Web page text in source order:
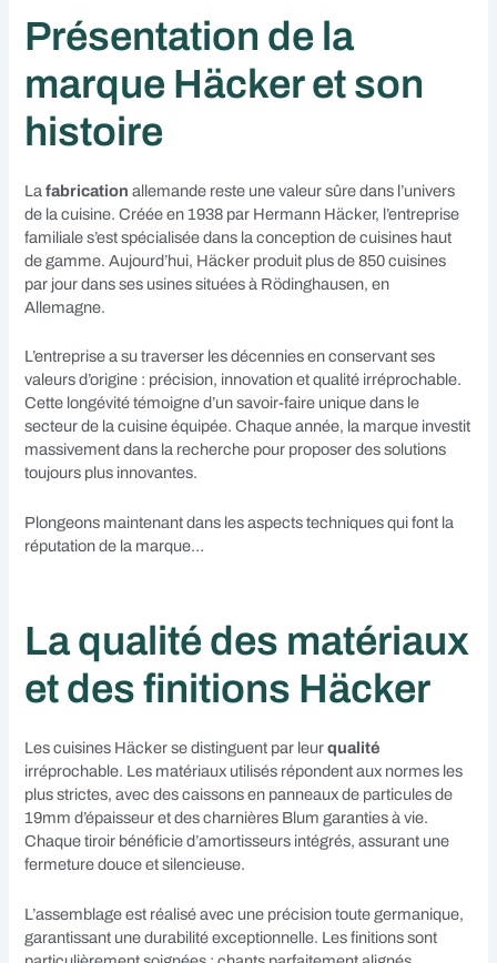
Présentation de la
marque Häcker et son
histoire
Lafabrication allemande reste une valeur sûre dans l’univers
de la cuisine. Créée en 1938 par Hermann Häcker, l’entreprise
familiale s’est spécialisée dans la conception de cuisines haut
de gamme. Aujourd’hui, Häcker produit plus de 850 cuisines
par jour dans ses usines situées à Rödinghausen, en
Allemagne.
L’entreprise a su traverser les décennies en conservant ses
valeurs d’origine : précision, innovation et qualité irréprochable.
Cette longévité témoigne d’un savoir-faire unique dans le
secteur de la cuisine équipée. Chaque année, la marque investit
massivement dans la recherche pour proposer des solutions
toujours plus innovantes.
Plongeons maintenant dans les aspects techniques qui font la
réputation de la marque…
La qualité des matériaux
et des finitions Häcker
Les cuisines Häcker se distinguent par leurqualité
irréprochable. Les matériaux utilisés répondent aux normes les
plus strictes, avec des caissons en panneaux de particules de
19mm d’épaisseur et des charnières Blum garanties à vie.
Chaque tiroir bénéficie d’amortisseurs intégrés, assurant une
fermeture douce et silencieuse.
L’assemblage est réalisé avec une précision toute germanique,
garantissant une durabilité exceptionnelle. Les finitions sont